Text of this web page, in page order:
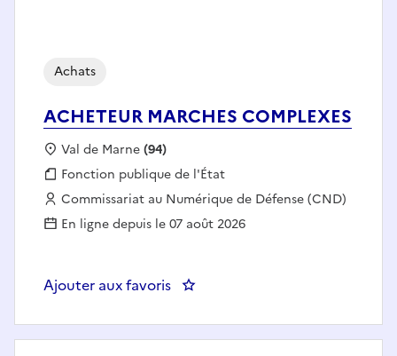
ACHETEUR MARCHES COMPLEXES
Achats
Localisation :
Val de Marne(94)
Fonction publique :
Fonction publique de l'État
Employeur :
Commissariat au Numérique de Défense (CND)
En ligne depuis le 07 août 2026
Ajouter aux favoris : ACHETEUR MARCHES